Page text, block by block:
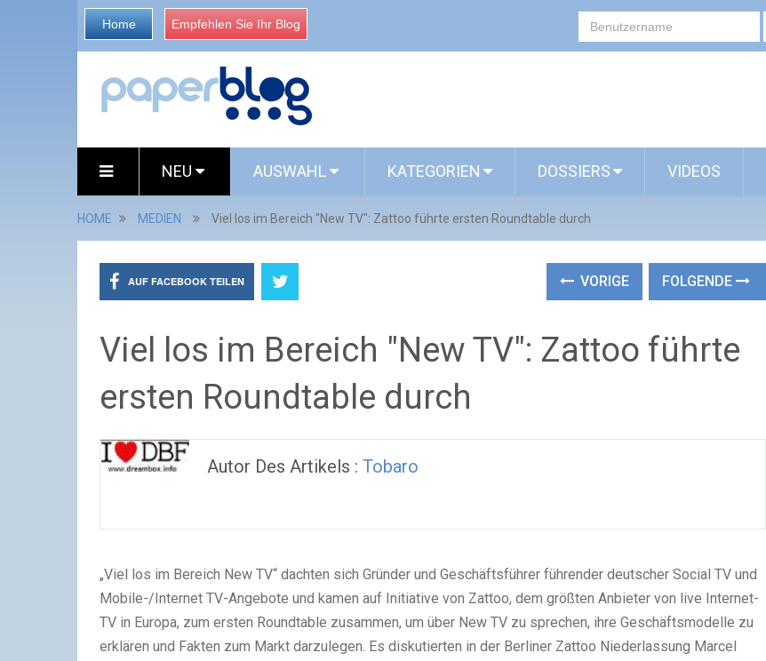
Home Empfehlen Sie Ihr Blog
NEU AUSWAHL KATEGORIEN DOSSIERS VIDEOS
HOME MEDIEN Viel los im Bereich "New TV": Zattoo führte ersten Roundtable durch
AUF FACEBOOK TEILEN VORIGE FOLGENDE
Viel los im Bereich "New TV": Zattoo führte
ersten Roundtable durch
Autor Des Artikels : Tobaro
„Viel los im Bereich New TV“ dachten sich Gründer und Geschäftsführer führender deutscher Social TV und
Mobile-/Internet TV-Angebote und kamen auf Initiative von Zattoo, dem größten Anbieter von live Internet-
TV in Europa, zum ersten Roundtable zusammen, um über New TV zu sprechen, ihre Geschäftsmodelle zu
erklären und Fakten zum Markt darzulegen. Es diskutierten in der Berliner Zattoo Niederlassung Marcel